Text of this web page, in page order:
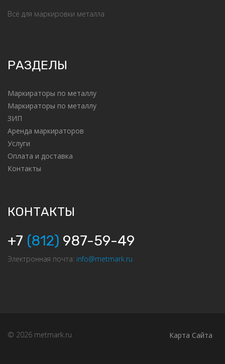
Всё для маркировки металла
РАЗДЕЛЫ
Маркираторы по металлу
Маркираторы по металлу
ЗИП
Аренда маркираторов
Услуги
Оплата и доставка
Контакты
КОНТАКТЫ
+7 (812) 987-59-49
Электронная почта: info@metmark.ru
© 2026 metmark.ru Карта Сайта